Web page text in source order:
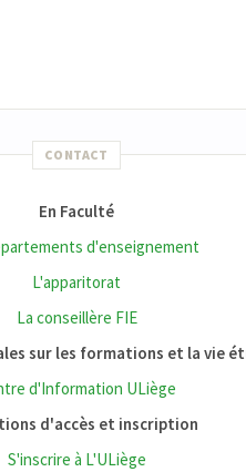
CONTACT
En Faculté
d'enseignement
L'apparitorat
La conseillère FIE
sur les formations et la vie
d'Information ULiège
d'accès et inscription
S'inscrire à L'ULiège